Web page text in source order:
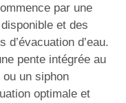
par une
et des
d’eau.
pente intégrée au
un siphon
optimale et